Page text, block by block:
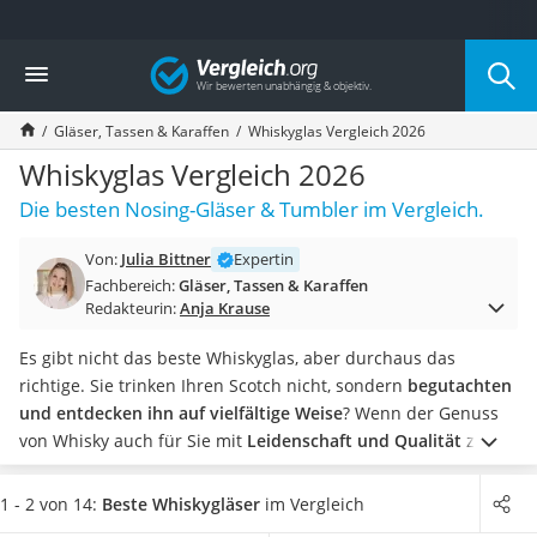
Die beliebtesten Vergleiche nach Kategorie
Haushalt
Wassersprudler
Zentralstaubsauger
Brotbackautomat
Wischroboter
Wäschespinne
Spülmaschinentabs
Akku-Staubsauger
AEG-Waschmaschine
Saug-Wisch-Roboter
Handstaubsauger
Milchaufschäumer
Kondenstrockner
Reiskocher
Vergleich
Gläser, Tassen & Karaffen Whiskyglas Vergleich 2026
Whiskyglas Vergleich 2026
Die besten Nosing-Gläser & Tumbler im Vergleich.
Von: Julia Bittner
Expertin
Fachbereich:Gläser, Tassen & Karaffen
Redakteurin:Anja Krause
Es gibt nicht das beste Whiskyglas, aber durchaus das
richtige. Sie trinken Ihren Scotch nicht, sondern begutachten
und entdecken ihn auf vielfältige Weise? Wenn der Genuss
von Whisky auch für Sie mit Leidenschaft und Qualität zu tun
hat, achten Sie im Whiskyglas-Vergleichvor allem auf Nosing-
Gläser . Bei einer Verkostung geht es nicht nur um den
1 - 2 von 14: Beste Whiskygläser im Vergleich